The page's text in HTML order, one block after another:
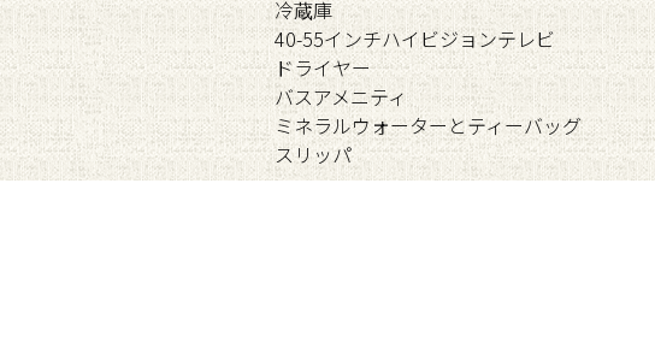
冷蔵庫
40-55インチハイビジョンテレビ
ドライヤー
バスアメニティ
ミネラルウォーターとティーバッグ
スリッパ